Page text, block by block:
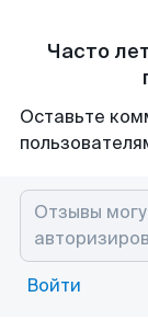
Часто
Оставьте
Войти